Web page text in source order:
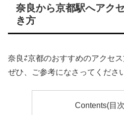
奈良から京都駅へアク
き方
奈良⇄京都のおすすめのアクセス
ぜひ、ご参考になさってくださ
Contents(目